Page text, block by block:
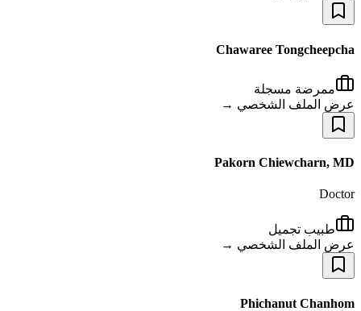
Chawaree Tongcheepcha
ممرضة مسجلة
عرض الملف الشخصي →
Pakorn Chiewcharn, MD
Doctor
طبيب تجميل
عرض الملف الشخصي →
Phichanut Chanhom